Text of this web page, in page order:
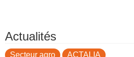
Actualités
Secteur agro ACTALIA